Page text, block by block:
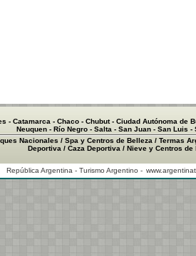
-Catamarca -Chaco -Chubut-Ciudad Autónoma de
Neuquen - Río Negro - Salta - San Juan - San Luis -
Nacionales / Spa y Centros de Belleza / Termas
Deportiva / Caza Deportiva / Nieve y Centros de
República Argentina - Turismo Argentino -